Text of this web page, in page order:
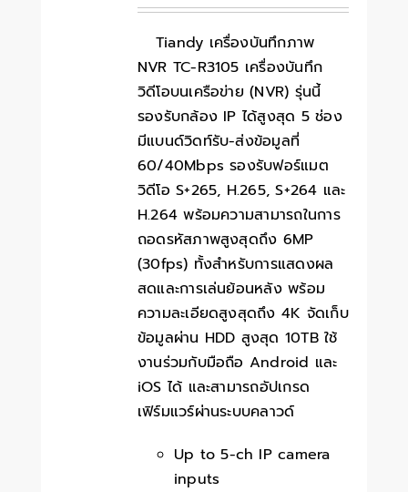
Tiandy เครื่องบันทึกภาพ
NVR TC-R3105 เครื่องบันทึก
วิดีโอบนเครือข่าย (NVR) รุ่นนี้
รองรับกล้อง IP ได้สูงสุด 5 ช่อง
มีแบนด์วิดท์รับ-ส่งข้อมูลที่
60/40Mbps รองรับฟอร์แมต
วิดีโอ S+265, H.265, S+264 และ
H.264 พร้อมความสามารถในการ
ถอดรหัสภาพสูงสุดถึง 6MP
(30fps) ทั้งสำหรับการแสดงผล
สดและการเล่นย้อนหลัง พร้อม
ความละเอียดสูงสุดถึง 4K จัดเก็บ
ข้อมูลผ่าน HDD สูงสุด 10TB ใช้
งานร่วมกับมือถือ Android และ
iOS ได้ และสามารถอัปเกรด
เฟิร์มแวร์ผ่านระบบคลาวด์
Up to 5-ch IP camera
inputs